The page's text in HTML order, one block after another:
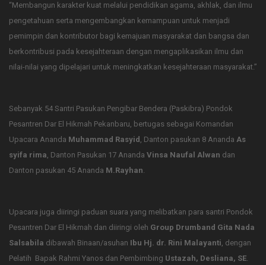
“Membangun karakter kuat melalui pendidikan agama, akhlak, dan ilmu
pengetahuan serta mengembangkan kemampuan untuk menjadi
pemimpin dan kontributor bagi kemajuan masyarakat dan bangsa dan
berkontribusi pada kesejahteraan dengan mengaplikasikan ilmu dan
nilai-nilai yang dipelajari untuk meningkatkan kesejahteraan masyarakat.”
Sebanyak 54 Santri Pasukan Pengibar Bendera (Paskibra) Pondok
Pesantren Dar El Hikmah Pekanbaru, bertugas sebagai Komandan
Upacara Ananda Muhammad Rasyid , Danton pasukan 8 Ananda As
syifa rima, Danton Pasukan 17 Ananda Vinsa Naufal Alwan dan
Danton pasukan 45 Ananda M.Rayhan.
Upacara juga diiringi paduan suara yang melibatkan para santri Pondok
Pesantren Dar El Hikmah dan diiringi oleh Group Drumband Gita Nada
Salsabila dibawah Binaan/asuhan Ibu Hj. dr. Rini Malayanti, dengan
Pelatih Bapak Rahmi Yanos dan Pembimbing Ustazah, Desliana, SE.